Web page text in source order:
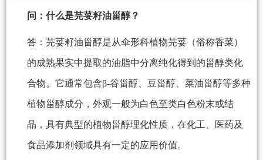
问：什么是芫荽籽油甾醇？
答：芫荽籽油甾醇是从伞形科植物芫荽（俗称香菜）
的成熟果实中提取的油脂中分离纯化得到的甾醇类化
合物。它通常包含β-谷甾醇、豆甾醇、菜油甾醇等多种
植物甾醇成分，外观一般为白色至类白色粉末或结
晶，具有典型的植物甾醇理化性质，在化工、医药及
食品添加剂领域具有一定的应用价值。